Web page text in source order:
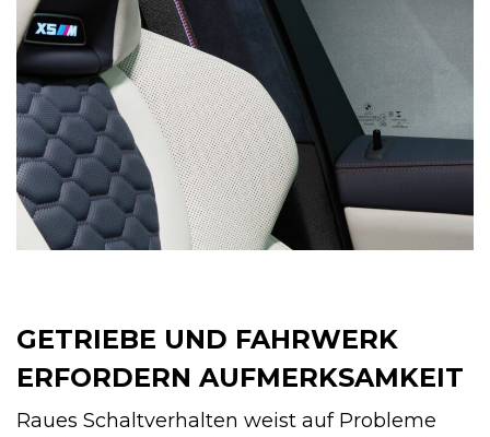
GETRIEBE UND FAHRWERK
ERFORDERN AUFMERKSAMKEIT
Raues Schaltverhalten weist auf Probleme